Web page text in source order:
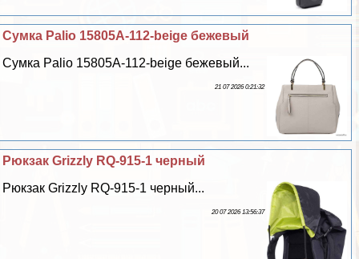
Сумка Palio 15805A-112-beige бежевый
Сумка Palio 15805A-112-beige бежевый...
21 07 2026 0:21:32
Рюкзак Grizzly RQ-915-1 черный
Рюкзак Grizzly RQ-915-1 черный...
20 07 2026 13:56:37